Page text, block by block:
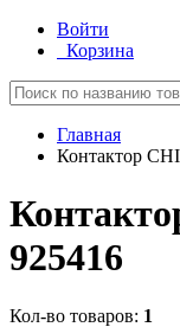
Войти
Корзина
Главная
Контактор
925416
Кол-во товаров: 1